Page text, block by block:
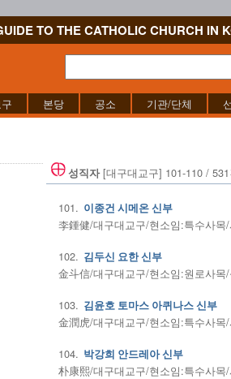
TO THE CATHOLIC CHURCH IN
본당 공소 기관/단체
성직자[대구대교구] 101-110 /
101. 이종건 시메온 신부
李鍾健/대구대교구/현소임:특수사목
102. 김두신 요한 신부
金斗信/대구대교구/현소임:원로사
103. 김윤호 토마스 아퀴나스 신부
金潤虎/대구대교구/현소임:특수사목
104. 박강희 안드레아 신부
朴康熙/대구대교구/현소임:특수사목